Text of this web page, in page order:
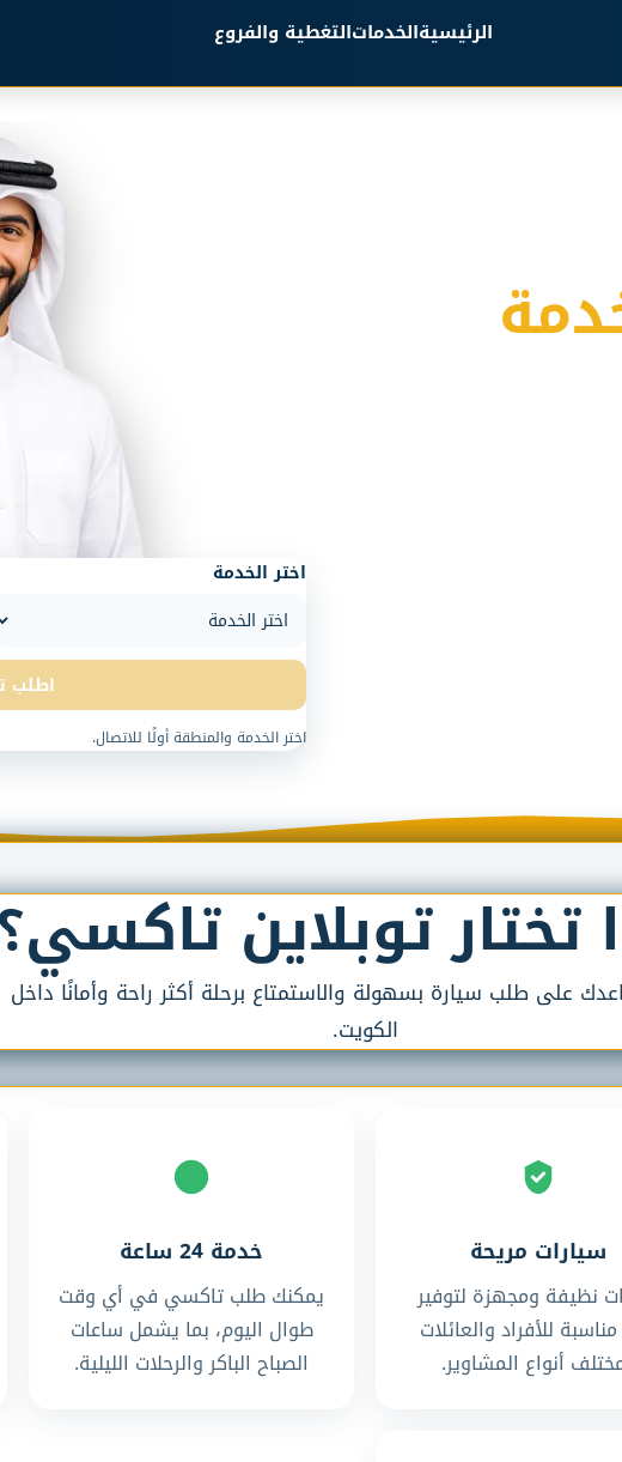
الرئيسيةالخدماتالتغطية والفروع
اختر الخدمة
اطلب
اختر الخدمة والمنطقة أولًا للاتصال.
تختار توبلاين
على طلب سيارة بسهولة والاستمتاع برحلة أكثر راحة وأمانًا داخل
الكويت.
سيارات مريحة
نظيفة ومجهزة لتوفير
للأفراد والعائلات
أنواع المشاوير.
خدمة 24 ساعة
يمكنك طلب تاكسي في أي وقت
طوال اليوم، بما يشمل ساعات
الصباح الباكر والرحلات الليلية.